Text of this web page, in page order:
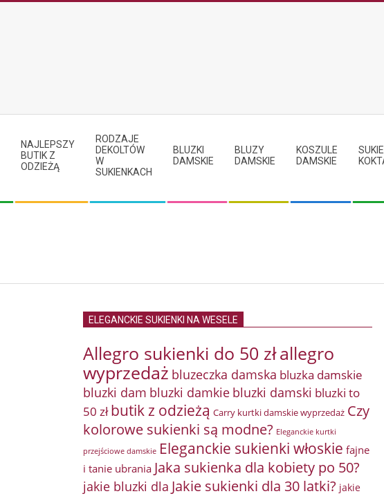
NAJLEPSZY
BUTIK Z
ODZIEŻĄ
RODZAJE
DEKOLTÓW
W
SUKIENKACH
BLUZKI
DAMSKIE
BLUZY
DAMSKIE
KOSZULE
DAMSKIE
ELEGANCKIE SUKIENKI NA WESELE
Allegro sukienki do 50 złallegro
wyprzedaż bluzeczka damska bluzka damskie
bluzki dam bluzki damkie bluzki damski bluzki to
50 zł butik z odzieżą Carry kurtki damskie wyprzedaż Czy
kolorowe sukienki są modne? Eleganckie kurtki
przejściowe damskie Eleganckie sukienki włoskie fajne
i tanie ubrania Jaka sukienka dla kobiety po 50?
jakie bluzki dla Jakie sukienki dla 30 latki? jakie